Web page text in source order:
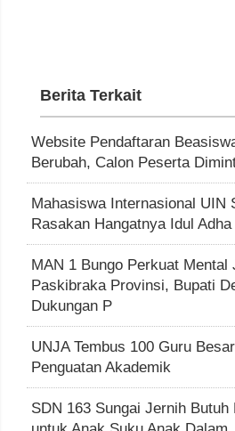
Berita Terkait
Website Pendaftaran
Berubah, Calon Peserta
Mahasiswa Internasional UIN
Rasakan Hangatnya Idul Adha
MAN 1 Bungo Perkuat Mental
Paskibraka Provinsi, Bupati
Dukungan P
UNJA Tembus 100 Guru
Penguatan Akademik
SDN 163 Sungai Jernih